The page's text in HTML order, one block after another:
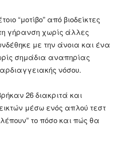
“μοτίβο” από βιοδείκτες
γήρανση χωρίς άλλες
με την άνοια και ένα
σημάδια αναπηρίας
νόσου.
26 διακριτά και
μέσω ενός απλού τεστ
το πόσο και πώς θα